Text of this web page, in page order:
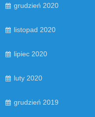
grudzień 2020
listopad 2020
lipiec 2020
luty 2020
grudzień 2019